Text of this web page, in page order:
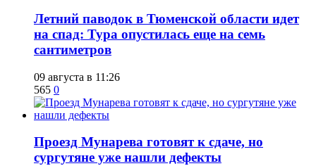
​Летний паводок в Тюменской области идет
на спад: Тура опустилась еще на семь
сантиметров
09 августа в 11:26
565 0
​Проезд Мунарева готовят к сдаче, но
сургутяне уже нашли дефекты